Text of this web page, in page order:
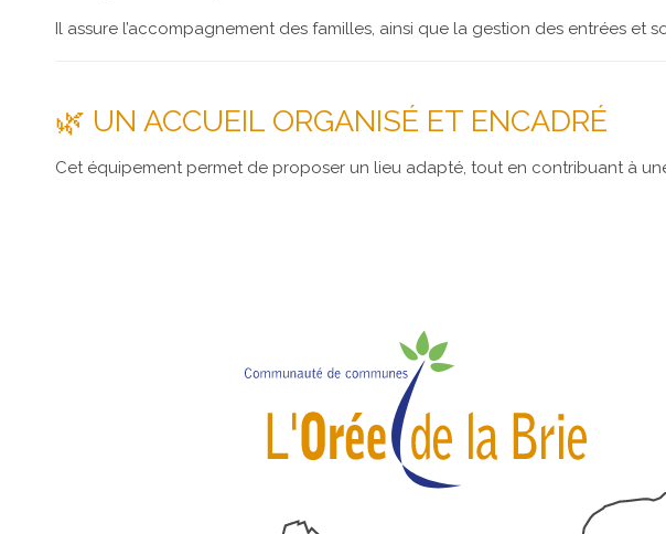
Il assure l’accompagnement des familles, ainsi que la gestion des entrées et
🌿 UN ACCUEIL ORGANISÉ ET ENCADRÉ
Cet équipement permet de proposer un lieu adapté, tout en contribuant à